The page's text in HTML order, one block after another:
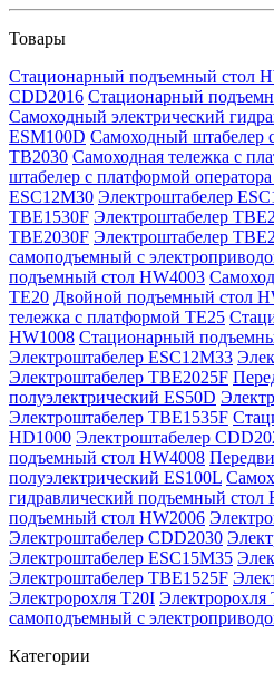
Товары
Стационарный подъемный стол
CDD2016 Стационарный
Самоходный электрический
ESM100D Самоходный штабелер
TB2030 Самоходная тележка с
штабелер с платформой
ESC12M30 Электроштабелер
TBE1530F Электроштабелер
TBE2030F Электроштабелер
самоподъемный с
подъемный стол HW4003
TE20 Двойной подъемный стол
тележка с платформой TE25
HW1008 Стационарный
Электроштабелер ESC12M33
Электроштабелер TBE2025F
полуэлектрический ES50D
Электроштабелер TBE1535F
HD1000 Электроштабелер
подъемный стол HW4008
полуэлектрический ES100L
гидравлический подъемный стол
подъемный стол HW2006
Электроштабелер CDD2030
Электроштабелер ESC15M35
Электроштабелер TBE1525F
Электророхля T20I Электророхля
самоподъемный с
Категории